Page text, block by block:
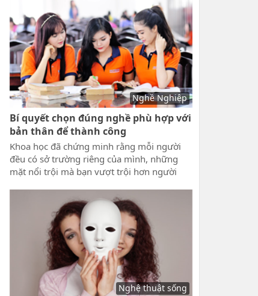
“Giang sơn dễ đổi bản tính khó dời”, bản
tính con người có tha đổi được không. Ở
đây không là nhận định đúng hoặc sai về
bản chất, bản tính con người mà là chúng
ta sẽ hiểu và nhìn nhận ý nghĩa câu nói này
như thế nào.
Nghề Nghiệp
Bí quyết chọn đúng nghề phù hợp với
bản thân để thành công
Khoa học đã chứng minh rằng mỗi người
đều có sở trường riêng của mình, những
mặt nổi trội mà bạn vượt trội hơn người
đúng nghề? Điều đó sẽ được lý giải trong Bí
quyết chọn đúng nghề phù hợp với bản
thân để thành công. Nắm được những Bí
quyết chọn đúng nghề phù hợp với bản
thân này, bạn sẽ có được sự lựa chọn đúng
nghề mình phát huy tốt nhất.
Nghệ thuật sống